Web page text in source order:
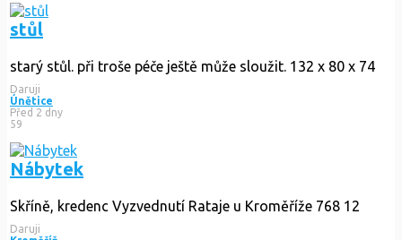
odnos z podkroví z pražských Bohnic, z pavilonu 19
Praha 8
Před 4 dny
55
staré masivní skříně
nepoškozený starý nábytek, pravděpodobně nelze rozebrat
Praha 4
Před 8 měsíci
662